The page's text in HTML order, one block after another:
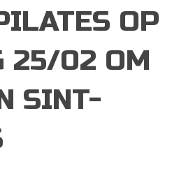
OP
25/02 OM
SINT-